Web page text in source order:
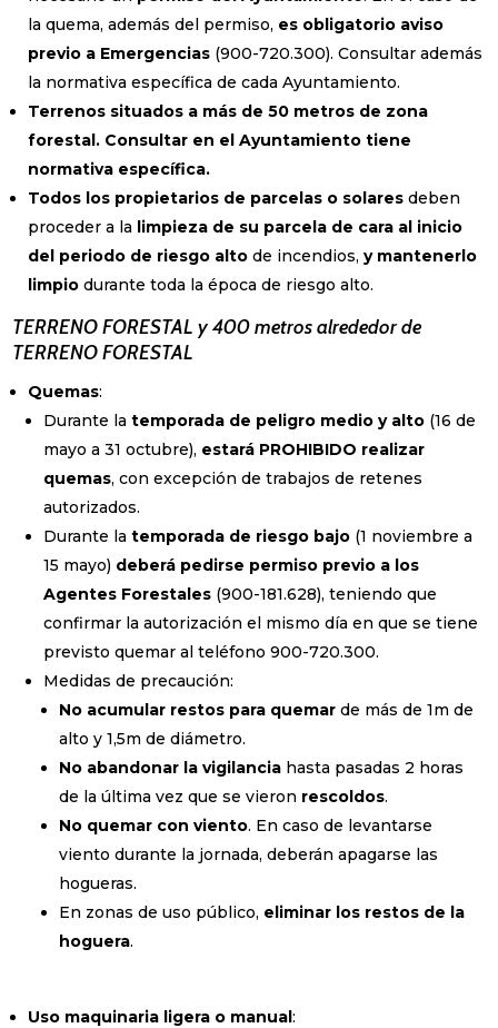
la quema, además del permiso, es obligatorio aviso
previo a Emergencias (900-720.300). Consultar además
la normativa específica de cada Ayuntamiento.
Terrenos situados a más de 50 metros de zona
forestal. Consultar en el Ayuntamiento tiene
normativa específica.
Todos los propietarios de parcelas o solares deben
proceder a la limpieza de su parcela de cara al inicio
del periodo de riesgo alto de incendios,y mantenerlo
limpio durante toda la época de riesgo alto.
TERRENO FORESTAL y 400 metros alrededor de
TERRENO FORESTAL
Quemas:
Durante latemporada de peligro medio y alto (16 de
mayo a 31 octubre), estará PROHIBIDO realizar
quemas, con excepción de trabajos de retenes
autorizados.
Durante latemporada de riesgo bajo (1 noviembre a
15 mayo) deberá pedirse permiso previo a los
Agentes Forestales (900-181.628), teniendo que
confirmar la autorización el mismo día en que se tiene
previsto quemar al teléfono 900-720.300.
Medidas de precaución:
No acumular restos para quemar de más de 1m de
alto y 1,5m de diámetro.
No abandonar la vigilancia hasta pasadas 2 horas
de la última vez que se vieron rescoldos.
No quemar con viento. En caso de levantarse
viento durante la jornada, deberán apagarse las
hogueras.
En zonas de uso público, eliminar los restos de la
hoguera.
Uso maquinaria ligera o manual: